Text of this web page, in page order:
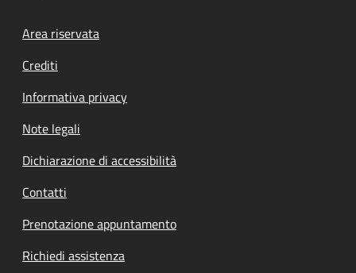
Footer menu
Area riservata
Crediti
Informativa privacy
Note legali
Dichiarazione di accessibilità
Contatti
Prenotazione appuntamento
Richiedi assistenza